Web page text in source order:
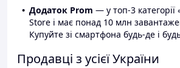
Додаток Prom — у топ-3
Store і має понад 10 млн
Купуйте зі смартфона будь-де і
Продавці з усієї України